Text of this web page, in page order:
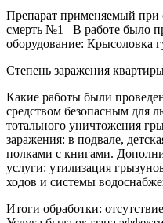
Препарат применяемый при
смерть №1 В работе было
оборудование: Крысоловка
Степень заражения
Какие работы были
средством безопасным для
тотального уничтожения
заражения: в подвале,
полками с книгами.
услуги: утилизация
ходов и системы
Итоги обработки: